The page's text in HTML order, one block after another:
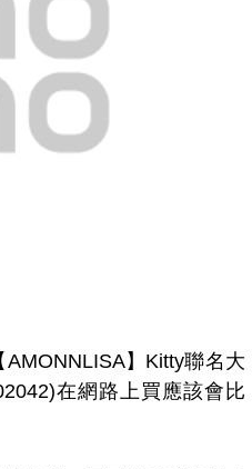
】Kitty聯名大
在網路上買應該會比